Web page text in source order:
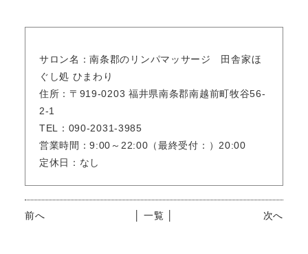
サロン名：南条郡のリンパマッサージ 田舎家ほ
ぐし処 ひまわり
住所：〒919-0203 福井県南条郡南越前町牧谷56-
2-1
TEL：090-2031-3985
営業時間：9:00～22:00（最終受付：）20:00
定休日：なし
前へ 次へ
│ 一覧 │